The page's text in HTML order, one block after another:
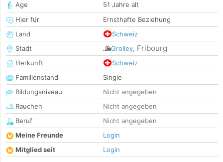
Age
51 Jahre alt
Hier für
Ernsthafte Beziehung
Land
Schweiz
Stadt
Grolley, Fribourg
Herkunft
Schweiz
Familienstand
Single
Bildungsniveau
Nicht angegeben
Rauchen
Nicht angegeben
Beruf
Nicht angegeben
Meine Freunde
Login
Mitglied seit
Login